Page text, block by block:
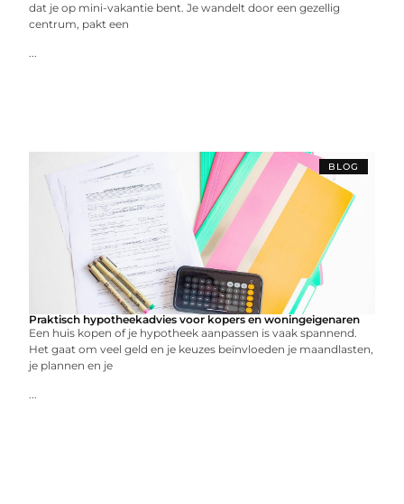
dat je op mini-vakantie bent. Je wandelt door een gezellig
centrum, pakt een
...
BLOG
Praktisch hypotheekadvies voor kopers en woningeigenaren
Een huis kopen of je hypotheek aanpassen is vaak spannend.
Het gaat om veel geld en je keuzes beïnvloeden je maandlasten,
je plannen en je
...